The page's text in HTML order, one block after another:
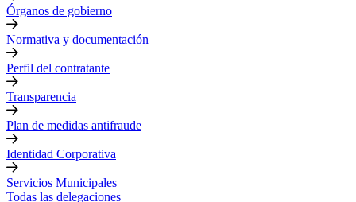
Órganos de gobierno
Normativa y documentación
Perfil del contratante
Transparencia
Plan de medidas antifraude
Identidad Corporativa
Servicios Municipales
Todas las delegaciones